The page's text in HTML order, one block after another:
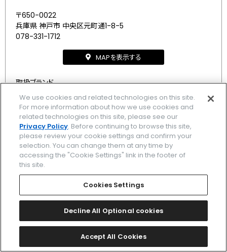
〒650-0022
兵庫県 神戸市 中央区元町通1-8-5
078-331-1712
MAPを表示する
取扱ブランド
アテッサ/クロスシー/シチズン エル/シチズンコレクション
/
8
We use cookies and related technologies on this site.
For more information about how we use cookies and
related technologies on this site, please see our
Privacy Policy. Before continuing to browse this site,
please review your cookie settings and confirm your
selection. You can change them at any time by
accessing the "Cookie Settings" link in the footer of
this site.
Cookies Settings
Decline All Optional cookies
Accept All Cookies